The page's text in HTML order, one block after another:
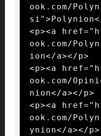
ook.com/
<p><a
ook.com/
ion</a></p>
<p><a
ook.com/
nion</a></p>
<p><a
ook.com/
ynion</a></p>